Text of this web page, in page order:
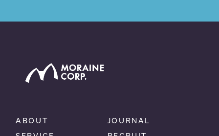
ABOUT
JOURNAL